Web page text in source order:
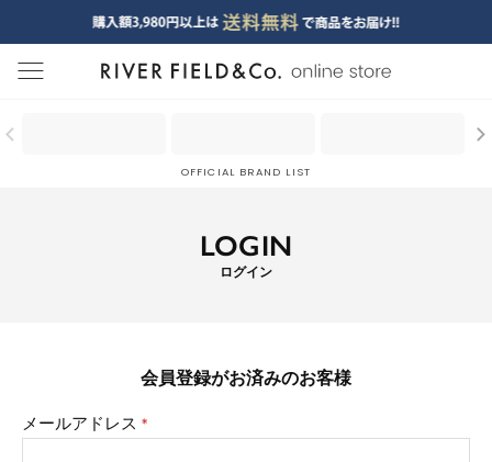
menu
OFFICIAL BRAND LIST
LOGIN
ログイン
会員登録がお済みのお客様
メールアドレス
(必